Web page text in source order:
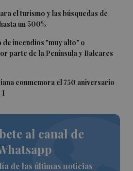
el turismo y las búsquedas de
un 500%
incendios "muy alto" o
parte de la Península y Baleares
conmemora el 750 aniversario
I
al canal de
de las últimas noticias